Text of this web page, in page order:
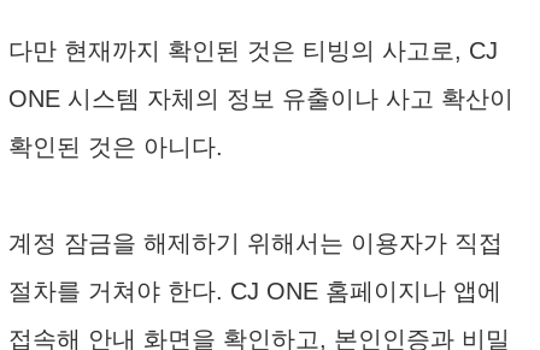
다만 현재까지 확인된 것은 티빙의 사고로, CJ
ONE 시스템 자체의 정보 유출이나 사고 확산이
확인된 것은 아니다.
계정 잠금을 해제하기 위해서는 이용자가 직접
절차를 거쳐야 한다. CJ ONE 홈페이지나 앱에
접속해 안내 화면을 확인하고, 본인인증과 비밀